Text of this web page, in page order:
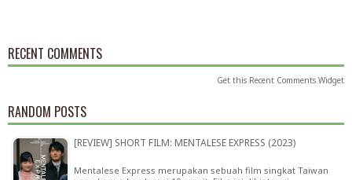
RECENT COMMENTS
Get this Recent Comments Widget
RANDOM POSTS
[REVIEW] SHORT FILM: MENTALESE EXPRESS (2023)
Mentalese Express merupakan sebuah film singkat Taiwan